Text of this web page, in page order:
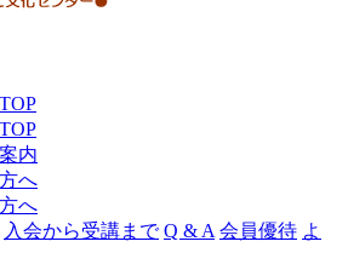
ャ
内
へ
へ
入会から受講まで Q & A 会員優待 よ